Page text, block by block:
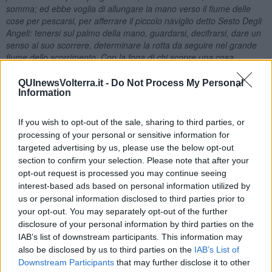
QUInewsVolterra.it - Do Not Process My Personal
Information
If you wish to opt-out of the sale, sharing to third parties, or
processing of your personal or sensitive information for
targeted advertising by us, please use the below opt-out
section to confirm your selection. Please note that after your
opt-out request is processed you may continue seeing
interest-based ads based on personal information utilized by
us or personal information disclosed to third parties prior to
your opt-out. You may separately opt-out of the further
disclosure of your personal information by third parties on the
IAB’s list of downstream participants. This information may
also be disclosed by us to third parties on the IAB’s List of
Downstream Participants that may further disclose it to other
somma; ed ebbe voglia di allungare la mano verso il fiume delle
cose per pescarsi, per afferrare il piccolo naviglio detto Sesto Degli
Angeli: tenersi sul palmo della mano, guardarsi, decifrarsi, dare un
senso al suo scorrere, determinare la rotta da seguire nel grande
fiume dello scorrimento. Con la foga di chi scopre una cosa
Un giorno, dal tetto di un cantiere dove campeggiava la scritta
Zanardelli, cade una “I” dell’insegna e Sesto capisce che è venuto il
mette a correre verso l’Ivana.
“L’Ivana detta Rosa(come Rosa Luxemburg)portava un maglione
girocollo e una catenina con la falce e il martello. – La vuoi una
copia della diffusione straordinaria ? – gli chiese l’Ivana detta Rosa
senza che Sesto sapesse che si chiamava così.”[5]
Scoppia così l’amore tra Sesto e Ivana con giornate scandite dalla
diffusione de “L’Unità” e pranzi a base di tortille che Ivana prepara
inventandosi nomi esotici (in realtà sono solo frittate). Sesto si
politicizza e i due vanno spesso a trovare Socrate. Poi Sesto va a
Roma per partecipare ai funerali di Togliatti (siamo nel 1964); da lì
scrive una lettera a Ivana che, però, non potrà mai leggerla perché
è morta.